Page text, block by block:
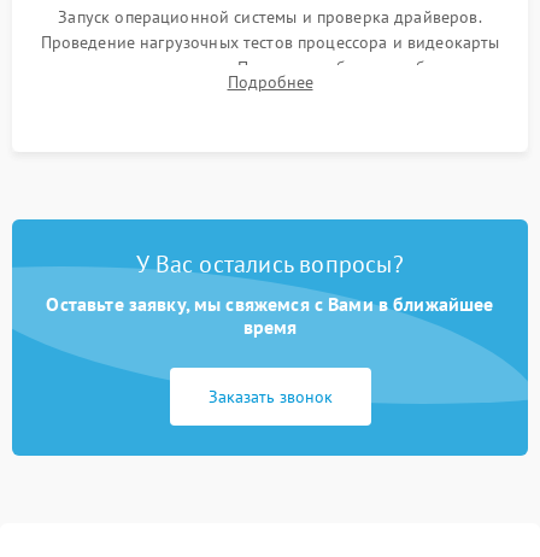
Запуск операционной системы и проверка драйверов.
Проведение нагрузочных тестов процессора и видеокарты
для контроля температур. Проверка работоспособности всех
USB-портов, аудиовыходов и сетевого подключения.
Подробнее
У Вас остались вопросы?
Оставьте заявку, мы свяжемся с Вами в ближайшее
время
Заказать звонок